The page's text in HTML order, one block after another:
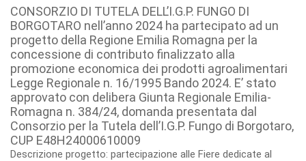
CONSORZIO DI TUTELA DELL’I.G.P. FUNGO DI
BORGOTARO nell’anno 2024 ha partecipato ad un
progetto della Regione Emilia Romagna per la
concessione di contributo finalizzato alla
promozione economica dei prodotti agroalimentari
Legge Regionale n. 16/1995 Bando 2024. E’ stato
approvato con delibera Giunta Regionale Emilia-
Romagna n. 384/24, domanda presentata dal
Consorzio per la Tutela dell’I.G.P. Fungo di Borgotaro,
CUP E48H24000610009
Descrizione progetto: partecipazione alle Fiere dedicate al